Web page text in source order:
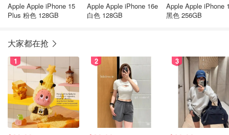
Apple Apple iPhone 15
Plus 粉色 128GB
Apple Apple iPhone 16e
白色 128GB
Apple Apple iPhone
黑色 256GB
大家都在抢
1 2 3